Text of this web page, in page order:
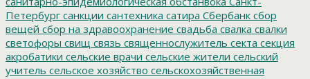
Петербург санкции сантехника сатира Сбербанк сбор
вещей сбор на здравоохранение свадьба свалка свалки
светофоры свищ связь священнослужитель секта секция
акробатики сельские врачи сельские жители сельский
учитель сельское хозяйство сельскохозяйственная